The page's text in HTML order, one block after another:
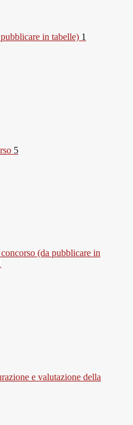
in tabelle) 1
5
(da pubblicare in
e valutazione della